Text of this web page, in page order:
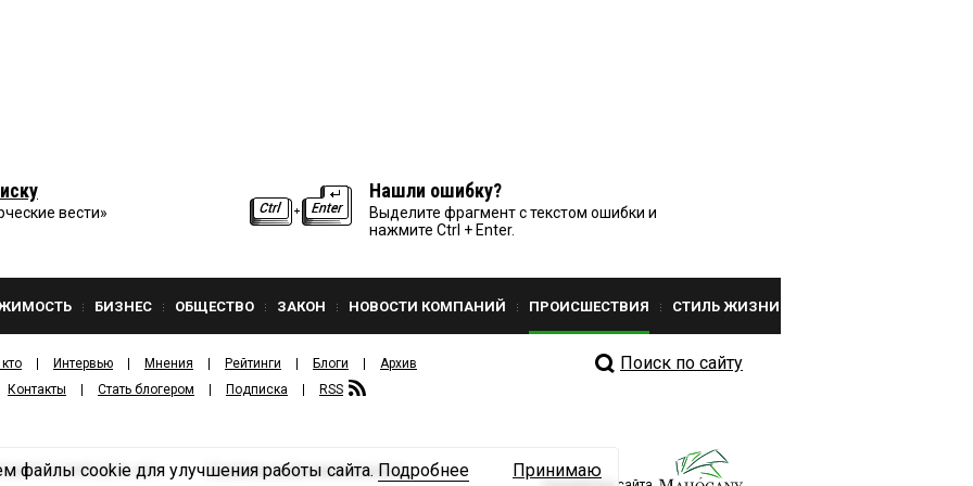
вести»
Нашли ошибку?
Выделите фрагмент с текстом ошибки и
нажмите Ctrl + Enter.
БИЗНЕС ОБЩЕСТВО ЗАКОН НОВОСТИ КОМПАНИЙ ПРОИСШЕСТВИЯ СТИЛЬ ЖИЗНИ
Интервью Мнения Рейтинги Блоги
Архив
Контакты Стать блогером Подписка RSS
Поиск по сайту
ДОМ «КВ».
Политика конфиденциальности
файлы cookie для улучшения работы сайта. Подробнее Принимаю